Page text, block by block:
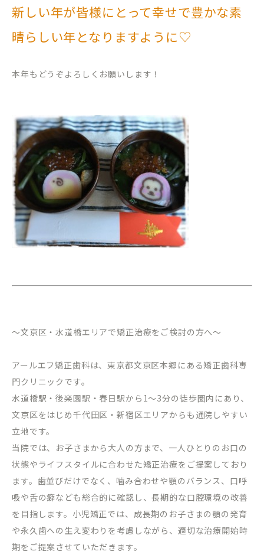
新しい年が皆様にとって幸せで豊かな素
晴らしい年となりますように♡
本年もどうぞよろしくお願いします！
～文京区・水道橋エリアで矯正治療をご検討の方へ～
アールエフ矯正歯科は、東京都文京区本郷にある矯正歯科専
門クリニックです。
水道橋駅・後楽園駅・春日駅から 1～3分の徒歩圏内にあり、
文京区をはじめ千代田区・新宿区エリアからも通院しやすい
立地です。
当院では、お子さまから大人の方まで、一人ひとりのお口の
状態やライフスタイルに合わせた矯正治療をご提案しており
ます。歯並びだけでなく、噛み合わせや顎のバランス、口呼
吸や舌の癖なども総合的に確認し、長期的な口腔環境の改善
を目指します。小児矯正では、成長期のお子さまの顎の発育
や永久歯への生え変わりを考慮しながら、適切な治療開始時
期をご提案させていただきます。